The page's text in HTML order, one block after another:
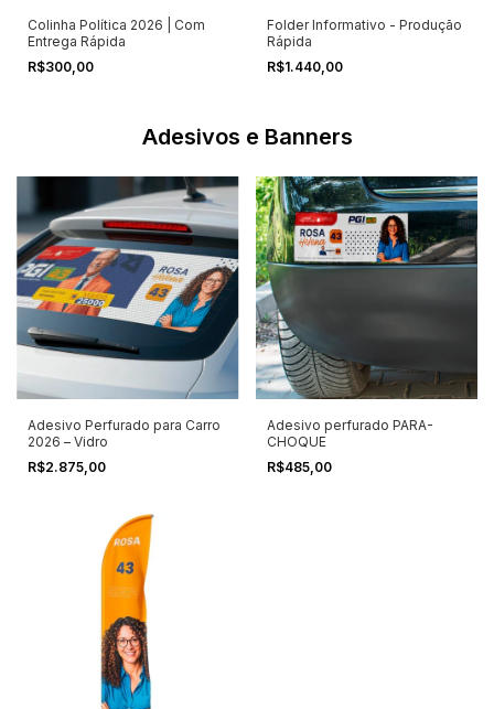
Colinha Política 2026 | Com
Entrega Rápida
R$300,00
Folder Informativo - Produção
Rápida
R$1.440,00
Adesivos e Banners
Adesivo Perfurado para Carro
2026 – Vidro
R$2.875,00
Adesivo perfurado PARA-
CHOQUE
R$485,00